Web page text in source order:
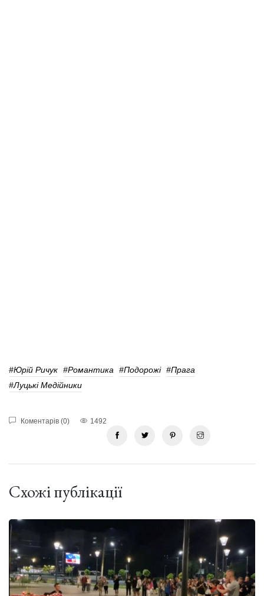
#Юрій Ричук #романтика #подорожі #Прага
#Луцькі Медійники
Коментарів (0) 1492
Схожі публікації